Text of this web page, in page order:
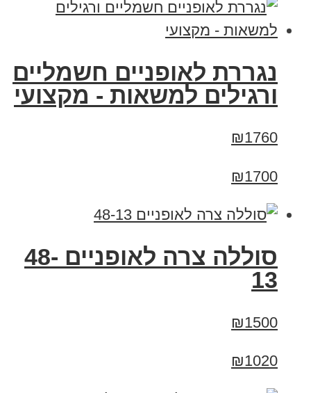
נגררת לאופניים חשמליים
ורגילים למשאות - מקצועי
₪1760
₪1700
סוללה צרה לאופניים 48-
13
₪1500
₪1020